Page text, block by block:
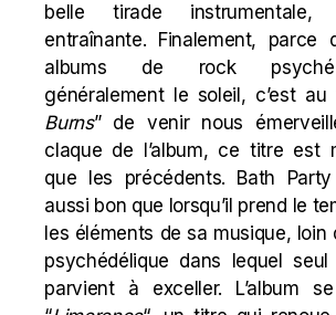
belle tirade instrumentale,
entraînante. Finalement, parce
albums de rock psyché
généralement le soleil, c’est
Burns” de venir nous
claque de l’album, ce titre est
que les précédents. Bath Party
aussi bon que lorsqu’il prend le
les éléments de sa musique, loin
psychédélique dans lequel
parvient à exceller. L’album